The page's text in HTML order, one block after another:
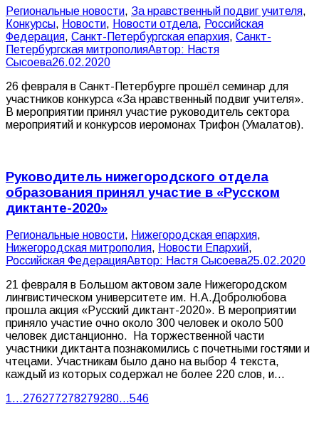
Pегиональные новости, За нравственный подвиг учителя,
Конкурсы, Новости, Новости отдела, Российская
Федерация, Санкт-Петербургская епархия, Санкт-
Петербургская митрополияАвтор: Настя
Сысоева26.02.2020
26 февраля в Санкт-Петербурге прошёл семинар для
участников конкурса «За нравственный подвиг учителя».
В мероприятии принял участие руководитель сектора
мероприятий и конкурсов иеромонах Трифон (Умалатов).
Руководитель нижегородского отдела
образования принял участие в «Русском
диктанте-2020»
Pегиональные новости, Нижегородская епархия,
Нижегородская митрополия, Новости Епархий,
Российская ФедерацияАвтор: Настя Сысоева25.02.2020
21 февраля в Большом актовом зале Нижегородском
лингвистическом университете им. Н.А.Добролюбова
прошла акция «Русский диктант-2020». В мероприятии
приняло участие очно около 300 человек и около 500
человек дистанционно. На торжественной части
участники диктанта познакомились с почетными гостями и
чтецами. Участникам было дано на выбор 4 текста,
каждый из которых содержал не более 220 слов, и…
1…276277278279280…546